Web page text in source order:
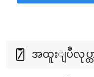
အထူးျပဳလုပ္ထ